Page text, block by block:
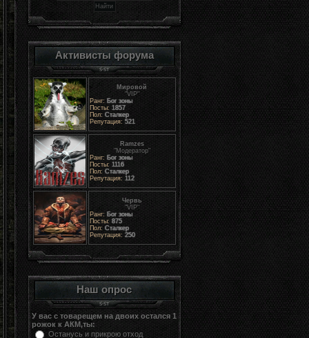
Активисты форума
Мировой
"VIP"
Ранг: Бог зоны
Посты: 1857
Пол: Сталкер
Репутация: 521
Ramzes
"Модератор"
Ранг: Бог зоны
Посты: 1116
Пол: Сталкер
Репутация: 112
Червь
"VIP"
Ранг: Бог зоны
Посты: 875
Пол: Сталкер
Репутация: 250
Наш опрос
У вас с товарещем на двоих остался 1
рожок к АКМ,ты:
Останусь и прикрою отход